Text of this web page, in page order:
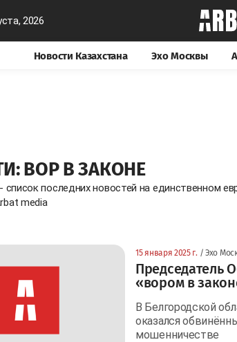
2026
Новости Казахстана Эхо Москвы
ВОР В ЗАКОНЕ
- список последних новостей на единственном
media
15 января 2025 г. / Эхо
Председатель
«вором в
В Белгородской
оказался
мошенничестве